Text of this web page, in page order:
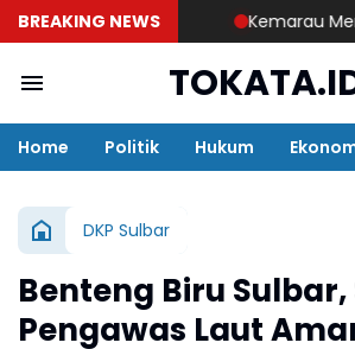
BREAKING NEWS Kemarau
Home Politik Hukum
DKP Sulbar
Benteng Biru
Pengawas Laut